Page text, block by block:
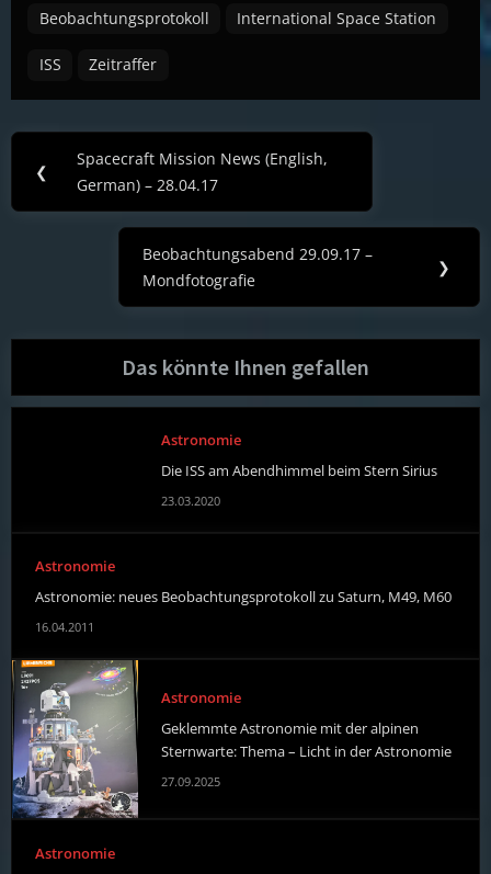
Beobachtungsprotokoll International Space Station
ISS Zeitraffer
Post
navigation
❮
Previous
Post:
Spacecraft Mission News (English,
German) – 28.04.17
Next
Post:
Beobachtungsabend 29.09.17 –
Mondfotografie
❯
Das könnte Ihnen gefallen
Astronomie
Die ISS am Abendhimmel beim Stern Sirius
23.03.2020
Astronomie
Astronomie: neues Beobachtungsprotokoll zu Saturn, M49, M60
16.04.2011
Astronomie
Geklemmte Astronomie mit der alpinen
Sternwarte: Thema – Licht in der Astronomie
27.09.2025
Astronomie